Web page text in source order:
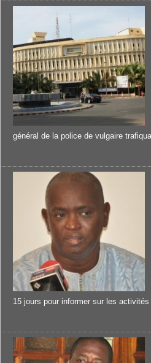
général de la police de vulgaire
15 jours pour informer sur les